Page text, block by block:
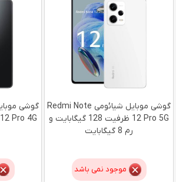
گوشی موبایل شیائومی Redmi Note
12 Pro 5G ظرفیت 128 گیگابایت و
رم 8 گیگابایت
موجود نمی باشد